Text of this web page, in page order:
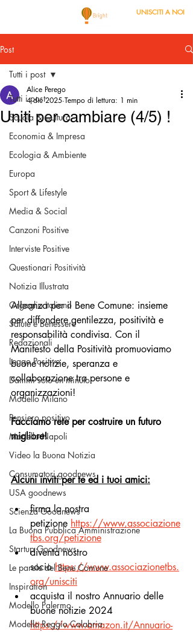
UNISCITI A NOI
Post
Tutti i post
Scuola & Cultura
Economia & Impresa
Ecologia & Ambiente
Europa
Sport & Lifestyle
Media & Social
Canzoni Positive
Interviste Positive
Questionari Positività
Notizia Illustrata
Orgoglio Italiano
Salute e Benessere
Redazionali
Leggo Positivo
Dammi solo un minuto
Modello Milano
Pensiero positivo
Modello Napoli
Video la Buona Notizia
Consumatori goodnews
USA goodnews
Scienza Goodnews
La Buona Pubblica Amministrazione
Startup Goodnews
Le parole del Bene Comune
Inspiration
Modello Palermo
Modello Reggio Calabria
Tutti i post
Uniti per cambiare (4/5) !
Alice Perego
4 dic 2025 Tempo di lettura: 1 min
Alleanza per il Bene Comune: insieme
per diffondere gentilezza, positività e
responsabilità condivisa. Con il
Manifesto della Positività promuoviamo
buone notizie, speranza e
collaborazione tra persone e
organizzazioni!
Facciamo rete per costruire un futuro
migliore!
Alcuni inviti per te ed i tuoi amici:
firma la nostra
petizione https://www.associazione
tbs.org/petizione
diventa nostro
socio https://www.associazionetbs.
org/unisciti
acquista il nostro Annuario delle
buone notizie 2024
https://www.amazon.it/Annuario-